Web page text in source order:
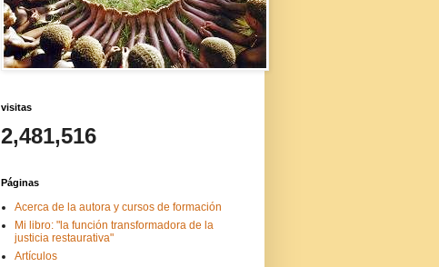
visitas
2,481,516
Páginas
Acerca de la autora y cursos de formación
Mi libro: "la función transformadora de la
justicia restaurativa"
Artículos